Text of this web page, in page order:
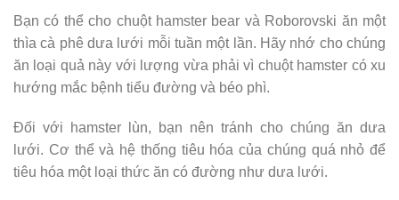
Bạn có thể cho chuột hamster bear và Roborovski ăn một
thìa cà phê dưa lưới mỗi tuần một lần. Hãy nhớ cho chúng
ăn loại quả này với lượng vừa phải vì chuột hamster có xu
hướng mắc bệnh tiểu đường và béo phì.
Đối với hamster lùn, bạn nên tránh cho chúng ăn dưa
lưới. Cơ thể và hệ thống tiêu hóa của chúng quá nhỏ để
tiêu hóa một loại thức ăn có đường như dưa lưới.